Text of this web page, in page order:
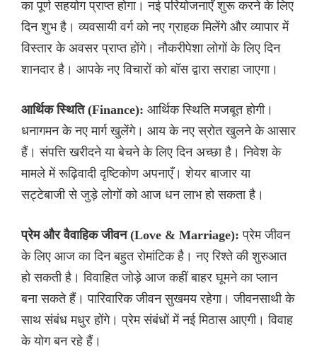
का पूर्ण सहयोग प्राप्त होगा। नई परियोजनाएँ शुरू करने के लिए
दिन शुभ है। व्यवसायी वर्ग को नए ग्राहक मिलेंगे और व्यापार में
विस्तार के अवसर प्राप्त होंगे। नौकरीपेशा लोगों के लिए दिन
शानदार है। आपके नए विचारों को बॉस द्वारा सराहा जाएगा।
आर्थिक स्थिति (Finance): आर्थिक स्थिति मजबूत होगी।
धनागमन के नए मार्ग खुलेंगे। आय के नए स्रोत खुलने के आसार
हैं। संपत्ति खरीदने या बेचने के लिए दिन अच्छा है। निवेश के
मामले में रूढ़िवादी दृष्टिकोण अपनाएँ। शेयर बाजार या
सट्टेबाजी से जुड़े लोगों को आज धन लाभ हो सकता है।
प्रेम और वैवाहिक जीवन (Love & Marriage): प्रेम जीवन
के लिए आज का दिन बहुत रोमांटिक है। नए रिश्ते की शुरुआत
हो सकती है। विवाहित जोड़े आज कहीं बाहर घूमने का प्लान
बना सकते हैं। पारिवारिक जीवन सुखमय रहेगा। जीवनसाथी के
साथ संबंध मधुर होंगे। प्रेम संबंधों में नई मिठास आएगी। विवाह
के योग बन रहे हैं।